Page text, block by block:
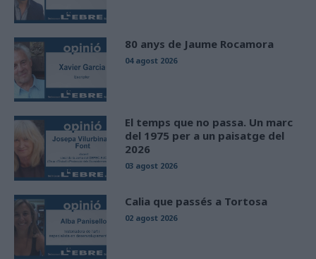
80 anys de Jaume Rocamora
04 agost 2026
El temps que no passa. Un marc
del 1975 per a un paisatge del
2026
03 agost 2026
Calia que passés a Tortosa
02 agost 2026